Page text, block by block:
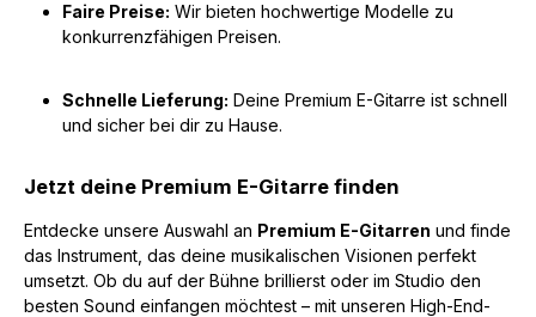
Faire Preise: Wir bieten hochwertige Modelle zu
konkurrenzfähigen Preisen.
Schnelle Lieferung: Deine Premium E-Gitarre ist schnell
und sicher bei dir zu Hause.
Jetzt deine Premium E-Gitarre finden
Entdecke unsere Auswahl an Premium E-Gitarren und finde
das Instrument, das deine musikalischen Visionen perfekt
umsetzt. Ob du auf der Bühne brillierst oder im Studio den
besten Sound einfangen möchtest – mit unseren High-End-